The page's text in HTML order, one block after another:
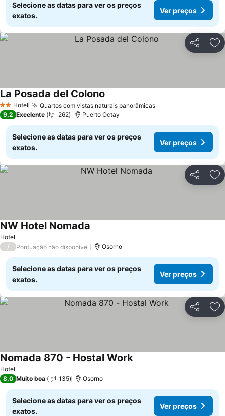
Selecione as datas para ver os preços
exatos.
Ver preços
Partilhar
2 Estrelas
Hotel Quartos com vistas naturais panorâmicasVer preços
La Posada del Colono
9,2 Excelente 262 Puerto Octay
Selecione as datas para ver os preços
exatos.
Ver preços
Partilhar
Hotel
NW Hotel Nomada
/ Pontuação não disponível Osorno
Selecione as datas para ver os preços
exatos.
Ver preços
Partilhar
Hotel
Nomada 870 - Hostal WorkVer preços
8,0 Muito boa 135 Osorno
Selecione as datas para ver os preços
exatos.
Ver preços